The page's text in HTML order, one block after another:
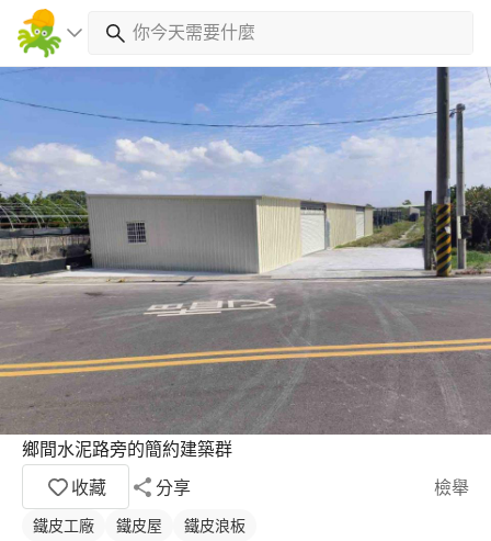
鄉間水泥路旁的簡約建築群
收藏
分享 檢舉
鐵皮工廠 鐵皮屋
鐵皮浪板